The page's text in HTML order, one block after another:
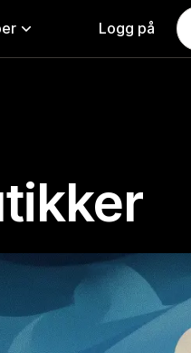
Logg på